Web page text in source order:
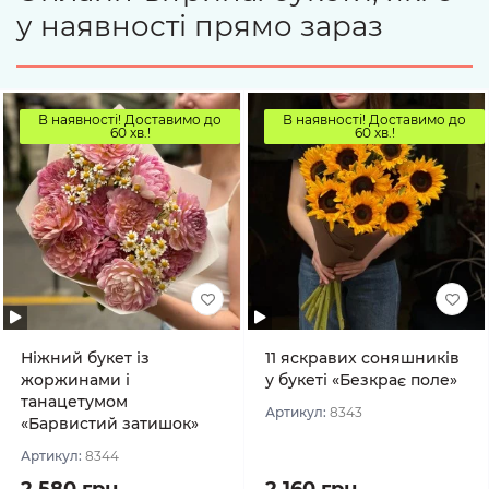
у наявності прямо зараз
В наявності! Доставимо до
60 хв.!
Ніжний букет із
жоржинами і
танацетумом
«Барвистий затишок»
Артикул: 8344
В наявності! Доставимо до
60 хв.!
11 яскравих соняшників
у букеті «Безкрає поле»
Артикул: 8343